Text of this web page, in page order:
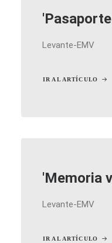
Levante-EMV
IR AL ARTÍCULO
'Memoria
Levante-EMV
IR AL ARTÍCULO